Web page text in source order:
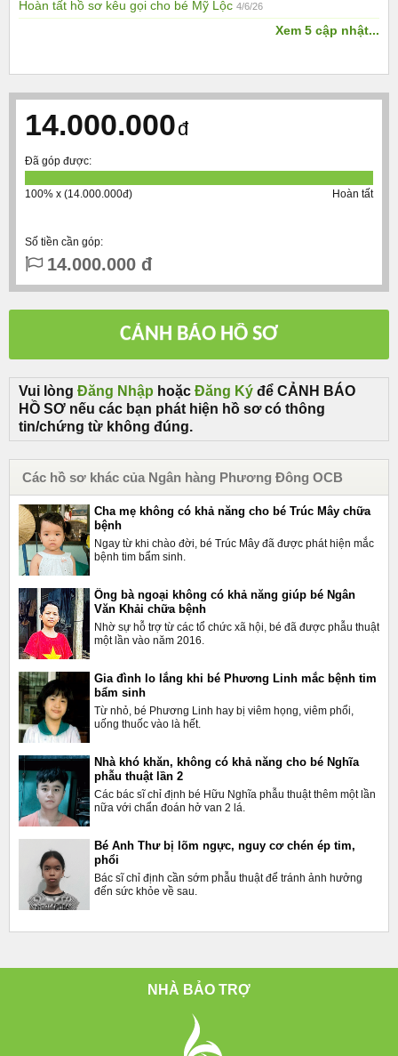
Hoàn tất hồ sơ kêu gọi cho bé Mỹ Lộc 4/6/26
Xem 5 cập nhật...
14.000.000đ
Đã góp được:
100% x (14.000.000đ) Hoàn tất
Số tiền cần góp:
14.000.000 đ
Vui lòng Đăng Nhập hoặc Đăng Ký để CẢNH BÁO
HỒ SƠ nếu các bạn phát hiện hồ sơ có thông
tin/chứng từ không đúng.
Các hồ sơ khác của Ngân hàng Phương Đông OCB
Cha mẹ không có khả năng cho bé Trúc Mây chữa
bệnh
Ngay từ khi chào đời, bé Trúc Mây đã được phát hiện mắc
bệnh tim bẩm sinh.
Ông bà ngoại không có khả năng giúp bé Ngân
Văn Khải chữa bệnh
Nhờ sự hỗ trợ từ các tổ chức xã hội, bé đã được phẫu thuật
một lần vào năm 2016.
Gia đình lo lắng khi bé Phương Linh mắc bệnh tim
bẩm sinh
Từ nhỏ, bé Phương Linh hay bị viêm họng, viêm phổi,
uống thuốc vào là hết.
Nhà khó khăn, không có khả năng cho bé Nghĩa
phẫu thuật lần 2
Các bác sĩ chỉ định bé Hữu Nghĩa phẫu thuật thêm một lần
nữa với chẩn đoán hở van 2 lá.
Bé Anh Thư bị lõm ngực, nguy cơ chén ép tim,
phổi
Bác sĩ chỉ định cần sớm phẫu thuật để tránh ảnh hưởng
đến sức khỏe về sau.
NHÀ BẢO TRỢ